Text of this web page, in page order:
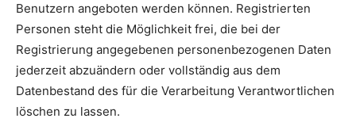
Benutzern angeboten werden können. Registrierten
Personen steht die Möglichkeit frei, die bei der
Registrierung angegebenen personenbezogenen Daten
jederzeit abzuändern oder vollständig aus dem
Datenbestand des für die Verarbeitung Verantwortlichen
löschen zu lassen.